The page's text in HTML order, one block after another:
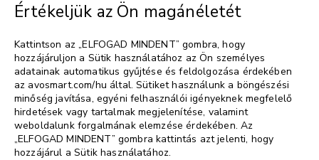
Válasszon nyelvet ▼
Értékeljük az Ön magánéletét
Kattintson az „ELFOGAD MINDENT” gombra, hogy
hozzájáruljon a Sütik használatához az Ön személyes
adatainak automatikus gyűjtése és feldolgozása érdekében
az avosmart.com/hu által. Sütiket használunk a böngészési
minőség javítása, egyéni felhasználói igényeknek megfelelő
hirdetések vagy tartalmak megjelenítése, valamint
weboldalunk forgalmának elemzése érdekében. Az
„ELFOGAD MINDENT” gombra kattintás azt jelenti, hogy
hozzájárul a Sütik használatához.